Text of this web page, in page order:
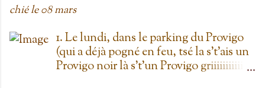
chié le08 mars
1. Le lundi, dans le parking du Provigo
(qui a déjà pogné en feu, tsé la s't'ais un
Provigo noir là s't'un Provigo griiiiiiiiiiis)